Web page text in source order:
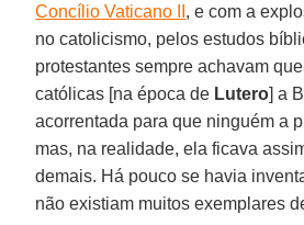
Concílio Vaticano II , e com a
no catolicismo, pelos estudos
protestantes sempre achavam
católicas [na época de Lutero] a
acorrentada para que ninguém a
mas, na realidade, ela ficava
demais. Há pouco se havia
não existiam muitos exemplares